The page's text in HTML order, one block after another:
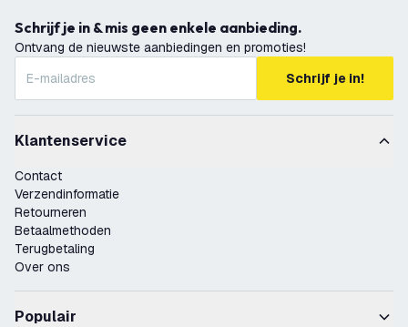
Schrijf je in & mis geen enkele aanbieding.
Ontvang de nieuwste aanbiedingen en promoties!
Schrijf je in!
Klantenservice
Contact
Verzendinformatie
Retourneren
Betaalmethoden
Terugbetaling
Over ons
Populair